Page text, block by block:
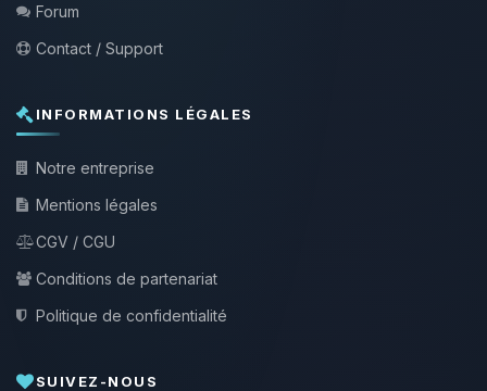
Forum
Contact / Support
INFORMATIONS LÉGALES
Notre entreprise
Mentions légales
CGV / CGU
Conditions de partenariat
Politique de confidentialité
SUIVEZ-NOUS